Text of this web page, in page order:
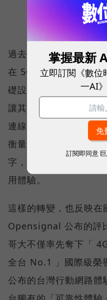
過去，下載速度是評價
在 5G 成為工作、娛樂
礎設施後，消費者發
讓其在人潮聚集、高速
連線，即無法轉換成好
衡量「好網路」的標準
字，轉向任何時間、任
用體驗。
這樣的轉變，也反映
Opensignal 公布的評
哥大不僅率先奪下「
全台 No.1 」國際級
公布的台灣行動網路體
掌握最新
立即訂閱《數位
一AI
訂閱即同意